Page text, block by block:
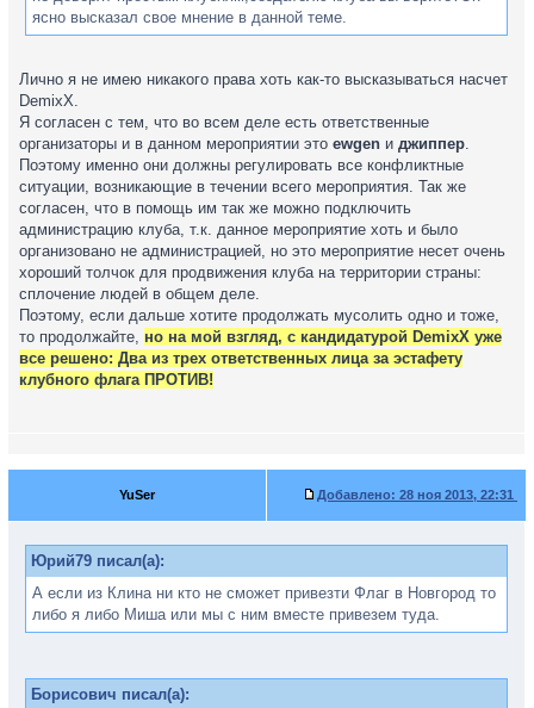
ясно высказал свое мнение в данной теме.
Лично я не имею никакого права хоть как-то высказываться насчет
DemixX.
Я согласен с тем, что во всем деле есть ответственные
организаторы и в данном мероприятии это ewgen и джиппер.
Поэтому именно они должны регулировать все конфликтные
ситуации, возникающие в течении всего мероприятия. Так же
согласен, что в помощь им так же можно подключить
администрацию клуба, т.к. данное мероприятие хоть и было
организовано не администрацией, но это мероприятие несет очень
хороший толчок для продвижения клуба на территории страны:
сплочение людей в общем деле.
Поэтому, если дальше хотите продолжать мусолить одно и тоже,
то продолжайте, но на мой взгляд, с кандидатурой DemixX уже
все решено: Два из трех ответственных лица за эстафету
клубного флага ПРОТИВ!
YuSer Добавлено: 28 ноя 2013, 22:31
Юрий79 писал(а):
А если из Клина ни кто не сможет привезти Флаг в Новгород то
либо я либо Миша или мы с ним вместе привезем туда.
Борисович писал(а):